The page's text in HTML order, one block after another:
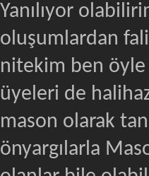
Yanılıyor
oluşumlardan
nitekim ben
üyeleri de
mason olarak
önyargılarla